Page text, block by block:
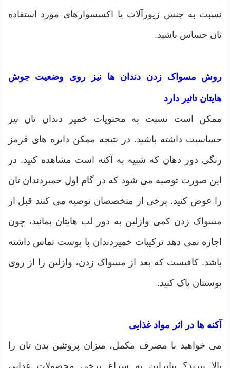
نسبت به جنس زیورآلات یا اکسسوارهای مورد استفاده
تان حساس باشید.
روش مسواک زدن دندان ها نیز روی وضعیت جوش
هایتان تاثیر دارد
ممکن است نسبت به محتویات خمیر دندان تان نیز
حساسیت داشته باشید. در نتیجه ممکن دایره های قرمز
رنگی دور دهان که شبیه به آکنه است مشاهده کنید. در
این صورت توصیه می شود که در گام اول خمیردندان تان
را عوض کنید. برخی از متخصصان توصیه می کنند قبل از
مسواک زدن کمی وازلین به دور لب هایتان بمانید، چون
اجازه نمی دهد ترکیبات خمیردندان با پوست تماس داشته
باشد. کافیست که بعد از مسواک زدن، وازلین را از روی
پوستتان پاک کنید.
آکنه ها در اثر مواد غذایی
می خواهید با مصرف مکمل، میزان پروتئین بدن تان را